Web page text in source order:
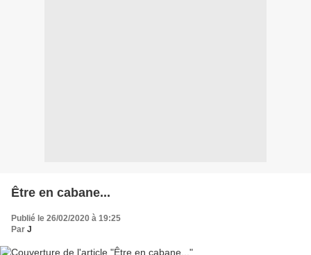
Être en cabane...
Publié le 26/02/2020 à 19:25
Par J